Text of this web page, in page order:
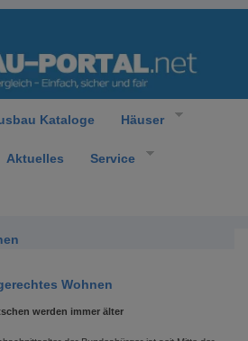
Kataloge Häuser
Aktuelles Service
Wohnen
werden immer älter